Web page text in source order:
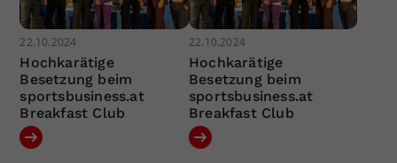
22.10.2024
Hochkarätige
Besetzung beim
sportsbusiness.at
Breakfast Club
22.10.2024
Hochkarätige
Besetzung beim
sportsbusiness.at
Breakfast Club